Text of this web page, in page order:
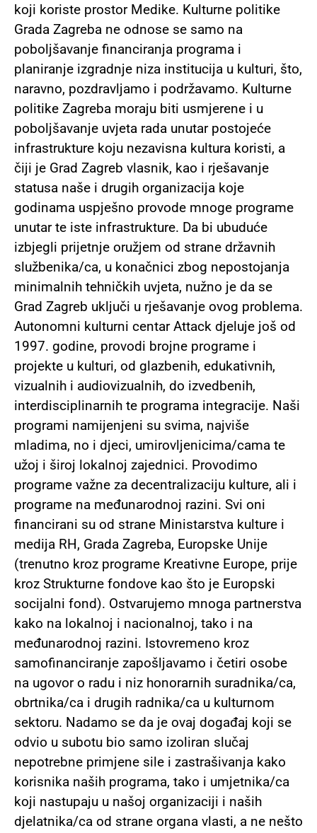
koji koriste prostor Medike. Kulturne politike
Grada Zagreba ne odnose se samo na
poboljšavanje financiranja programa i
planiranje izgradnje niza institucija u kulturi, što,
naravno, pozdravljamo i podržavamo. Kulturne
politike Zagreba moraju biti usmjerene i u
poboljšavanje uvjeta rada unutar postojeće
infrastrukture koju nezavisna kultura koristi, a
čiji je Grad Zagreb vlasnik, kao i rješavanje
statusa naše i drugih organizacija koje
godinama uspješno provode mnoge programe
unutar te iste infrastrukture. Da bi ubuduće
izbjegli prijetnje oružjem od strane državnih
službenika/ca, u konačnici zbog nepostojanja
minimalnih tehničkih uvjeta, nužno je da se
Grad Zagreb uključi u rješavanje ovog problema.
Autonomni kulturni centar Attack djeluje još od
1997. godine, provodi brojne programe i
projekte u kulturi, od glazbenih, edukativnih,
vizualnih i audiovizualnih, do izvedbenih,
interdisciplinarnih te programa integracije. Naši
programi namijenjeni su svima, najviše
mladima, no i djeci, umirovljenicima/cama te
užoj i široj lokalnoj zajednici. Provodimo
programe važne za decentralizaciju kulture, ali i
programe na međunarodnoj razini. Svi oni
financirani su od strane Ministarstva kulture i
medija RH, Grada Zagreba, Europske Unije
(trenutno kroz programe Kreativne Europe, prije
kroz Strukturne fondove kao što je Europski
socijalni fond). Ostvarujemo mnoga partnerstva
kako na lokalnoj i nacionalnoj, tako i na
međunarodnoj razini. Istovremeno kroz
samofinanciranje zapošljavamo i četiri osobe
na ugovor o radu i niz honorarnih suradnika/ca,
obrtnika/ca i drugih radnika/ca u kulturnom
sektoru. Nadamo se da je ovaj događaj koji se
odvio u subotu bio samo izoliran slučaj
nepotrebne primjene sile i zastrašivanja kako
korisnika naših programa, tako i umjetnika/ca
koji nastupaju u našoj organizaciji i naših
djelatnika/ca od strane organa vlasti, a ne nešto